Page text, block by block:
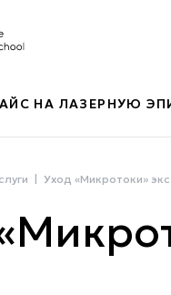
НА ЛАЗЕРНУЮ
Уход «Микротоки»